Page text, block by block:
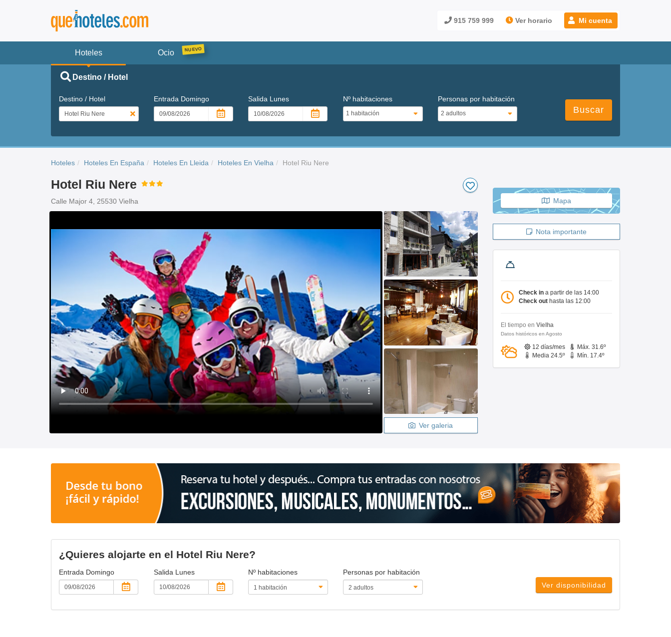
915 759 999 Ver horario Mi cuenta
Hoteles Ocio
Destino / Hotel
Destino / Hotel Entrada Domingo Salida Lunes Nº habitaciones Personas por habitación
Buscar
Hoteles Hoteles En España Hoteles En Lleida Hoteles En Vielha Hotel Riu Nere
Hotel Riu Nere
Calle Major 4, 25530 Vielha
Ver galeria
Mapa
Nota importante
Check in a partir de las 14:00
Check out hasta las 12:00
El tiempo en Vielha
Datos históricos en Agosto
12 días/mes
Máx. 31.6º
Media 24.5º
Mín. 17.4º
¿Quieres alojarte en el Hotel Riu Nere?
Entrada Domingo Salida Lunes Nº habitaciones
Personas por habitación
Ver disponibilidad